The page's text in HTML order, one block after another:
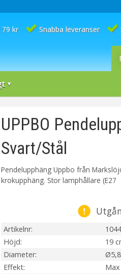
79 kr Snabba leveranser
UPPBO
Svart/Stål
Pendelupphäng Uppbo från
krokupphäng. Stor lamphållare (E27
Artikelnr
Höjd
19
Diameter
Effekt